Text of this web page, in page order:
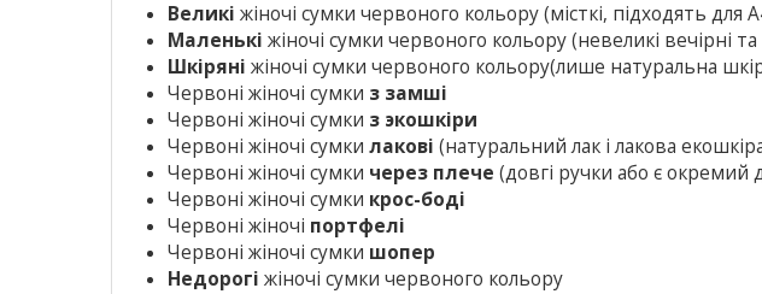
Великі жіночі сумки червоного кольору(місткі, підходять для
Маленькі жіночі сумки червоного кольору(невеликі вечірні та
Шкіряні жіночі сумки червоного кольору(лише натуральна
Червоні жіночі сумки з замші
Червоні жіночі сумки з экошкіри
Червоні жіночі сумки лакові (натуральний лак і лакова
Червоні жіночі сумки через плече (довгі ручки або є окремий
Червоні жіночі сумки крос-боді
Червоні жіночі портфелі
Червоні жіночі сумки шопер
Недорогі жіночі сумки червоного кольору